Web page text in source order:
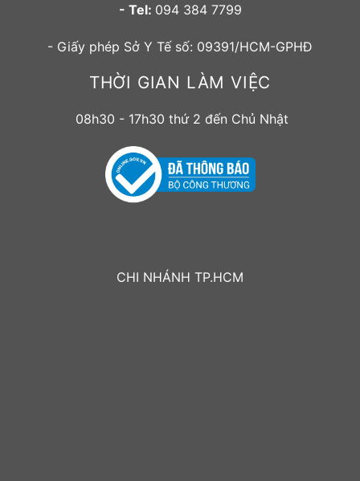
- Tel: 094 384 7799
- Giấy phép Sở Y Tế số: 09391/HCM-GPHĐ
THỜI GIAN LÀM VIỆC
08h30 - 17h30 thứ 2 đến Chủ Nhật
CHI NHÁNH TP.HCM